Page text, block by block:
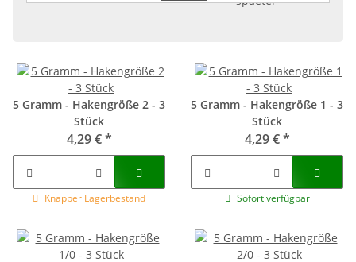
5 Gramm - Hakengröße 2 - 3
Stück
4,29 €*
Knapper Lagerbestand
5 Gramm - Hakengröße 1 - 3
Stück
4,29 €*
Sofort verfügbar